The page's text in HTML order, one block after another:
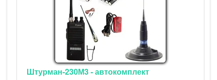
Штурман-230М3 - автокомплект